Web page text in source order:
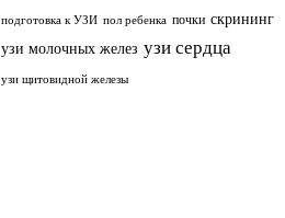
подготовка к УЗИ пол ребенка почки скрининг
узи молочных желез узи сердца
узи щитовидной железы